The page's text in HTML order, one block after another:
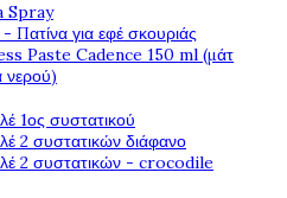
Spray
Πατίνα για εφέ σκουριάς
Paste Cadence 150 ml (μάτ
νερού)
1ος συστατικού
2 συστατικών διάφανο
2 συστατικών - crocodile